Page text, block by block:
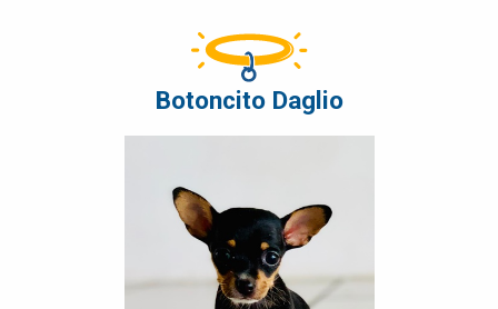
Botoncito Daglio